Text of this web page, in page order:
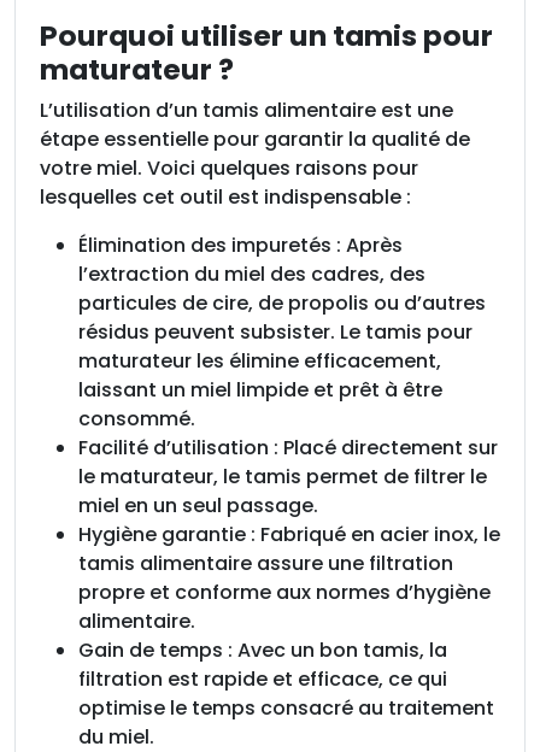
Pourquoi utiliser un tamis pour
maturateur ?
L’utilisation d’un tamis alimentaire est une
étape essentielle pour garantir la qualité de
votre miel. Voici quelques raisons pour
lesquelles cet outil est indispensable :
Élimination des impuretés : Après
l’extraction du miel des cadres, des
particules de cire, de propolis ou d’autres
résidus peuvent subsister. Le tamis pour
maturateur les élimine efficacement,
laissant un miel limpide et prêt à être
consommé.
Facilité d’utilisation : Placé directement sur
le maturateur, le tamis permet de filtrer le
miel en un seul passage.
Hygiène garantie : Fabriqué en acier inox, le
tamis alimentaire assure une filtration
propre et conforme aux normes d’hygiène
alimentaire.
Gain de temps : Avec un bon tamis, la
filtration est rapide et efficace, ce qui
optimise le temps consacré au traitement
du miel.